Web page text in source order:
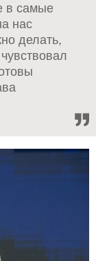
в самые
нас
делать,